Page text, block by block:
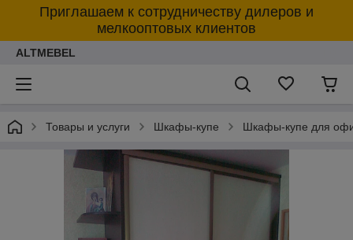
Приглашаем к сотрудничеству дилеров и
мелкооптовых клиентов
ALTMEBEL
Товары и услуги Шкафы-купе Шкафы-купе для